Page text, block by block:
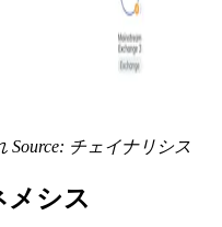
Source: チェイナリシス
メシス